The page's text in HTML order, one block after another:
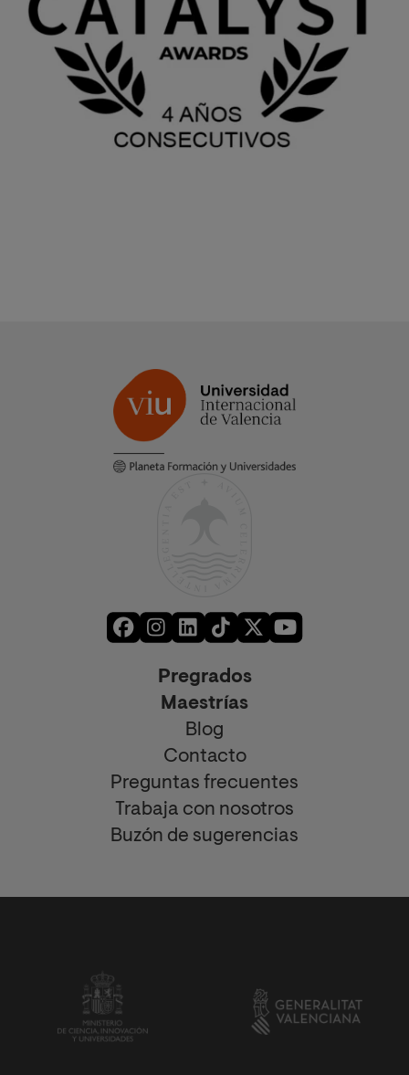
Pregrados
Maestrías
Blog
Contacto
Preguntas frecuentes
Trabaja con nosotros
Buzón de sugerencias